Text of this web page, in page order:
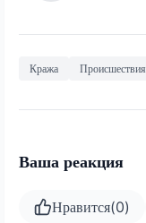
Кража Происшествия
Ваша реакция
Нравится(0)